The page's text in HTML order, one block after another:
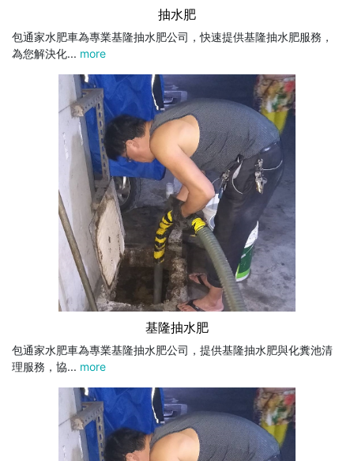
抽水肥
包通家水肥車為專業基隆抽水肥公司，快速提供基隆抽水肥服務，
為您解決化... more
基隆抽水肥
包通家水肥車為專業基隆抽水肥公司，提供基隆抽水肥與化糞池清
理服務，協... more